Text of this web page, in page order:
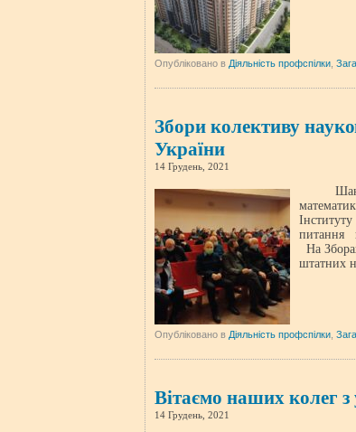
Опубліковано в Діяльність профспілки
Збори колективу
України
14 Грудень, 2021
питання
На
штатних
Опубліковано в Діяльність профспілки
Вітаємо наших колег
14 Грудень, 2021